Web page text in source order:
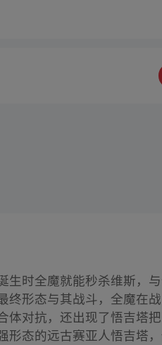
生时全魔就能秒杀维斯，
终形态与其战斗，全魔在
体对抗，还出现了悟吉塔
形态的远古赛亚人悟吉塔